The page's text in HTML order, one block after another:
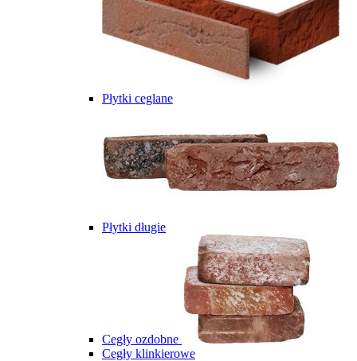
Płytki ceglane
Płytki długie
Cegły ozdobne
Cegły klinkierowe